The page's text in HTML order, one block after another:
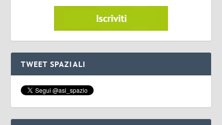
TWEET SPAZIALI